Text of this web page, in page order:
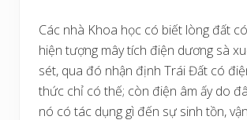
Các nhà Khoa học có biết lòng đất
hiện tượng mây tích điện dương sà
sét, qua đó nhận định Trái Đất có
thức chỉ có thế; còn điện âm ấy do
nó có tác dụng gì đến sự sinh tồn,